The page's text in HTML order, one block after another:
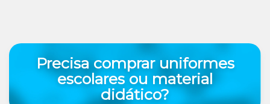
Precisa comprar uniformes
escolares ou material
didático?